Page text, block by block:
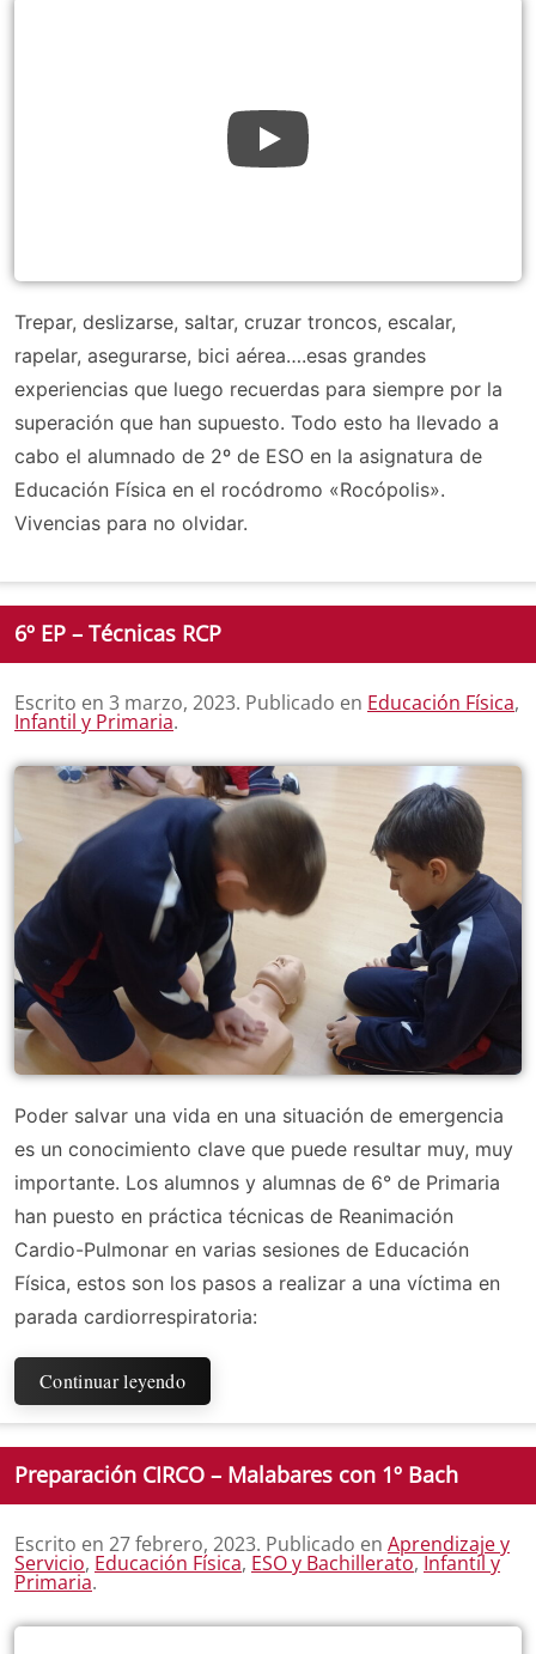
Trepar, deslizarse, saltar, cruzar troncos, escalar,
rapelar, asegurarse, bici aérea….esas grandes
experiencias que luego recuerdas para siempre por la
superación que han supuesto. Todo esto ha llevado a
cabo el alumnado de 2º de ESO en la asignatura de
Educación Física en el rocódromo «Rocópolis».
Vivencias para no olvidar.
6º EP – Técnicas RCP
Escrito en 3 marzo, 2023. Publicado en Educación Física,
Infantil y Primaria.
Poder salvar una vida en una situación de emergencia
es un conocimiento clave que puede resultar muy, muy
importante. Los alumnos y alumnas de 6° de Primaria
han puesto en práctica técnicas de Reanimación
Cardio-Pulmonar en varias sesiones de Educación
Física, estos son los pasos a realizar a una víctima en
parada cardiorrespiratoria:
Continuar leyendo
Preparación CIRCO – Malabares con 1º Bach
Escrito en 27 febrero, 2023. Publicado en Aprendizaje y
Servicio, Educación Física, ESO y Bachillerato,Infantil y
Primaria.